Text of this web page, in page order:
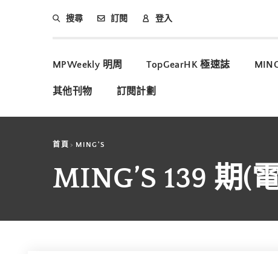
搜尋 訂閱 登入
MPWeekly 明周 TopGearHK 極速誌
其他刊物 訂閱計劃
首頁 MING'S
MING’S 139 期(